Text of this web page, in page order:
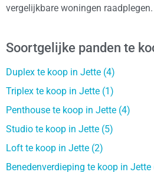
vergelijkbare woningen raadplegen.
Soortgelijke panden te
Duplex te koop in Jette (4)
Triplex te koop in Jette (1)
Penthouse te koop in Jette (4)
Studio te koop in Jette (5)
Loft te koop in Jette (2)
Benedenverdieping te koop in Jette